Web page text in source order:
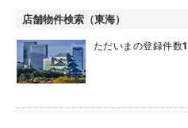
店舗物件検索（東海）
ただいまの登録件数